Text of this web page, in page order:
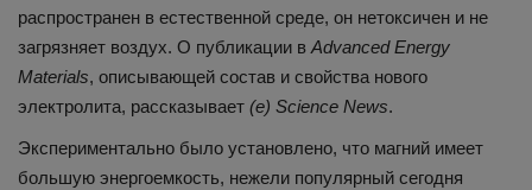
распространен в естественной среде, он нетоксичен и не
загрязняет воздух. О публикации в Advanced Energy
Materials, описывающей состав и свойства нового
электролита, рассказывает (e) Science News.
Экспериментально было установлено, что магний имеет
большую энергоемкость, нежели популярный сегодня